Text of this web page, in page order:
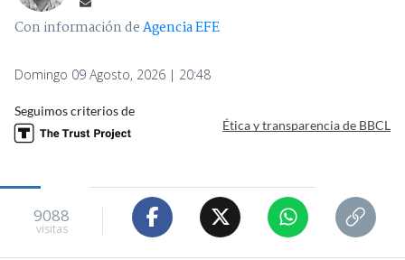
Con información deAgencia EFE
Domingo 09 Agosto, 2026 | 20:48
Seguimos criterios de
Ética y transparencia de BBCL
9088
visitas